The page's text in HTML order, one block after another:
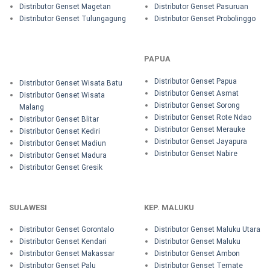
Distributor Genset Magetan
Distributor Genset Tulungagung
Distributor Genset Pasuruan
Distributor Genset Probolinggo
Distributor Genset Wisata Batu
Distributor Genset Wisata
Malang
Distributor Genset Blitar
Distributor Genset Kediri
Distributor Genset Madiun
Distributor Genset Madura
Distributor Genset Gresik
PAPUA
Distributor Genset Papua
Distributor Genset Asmat
Distributor Genset Sorong
Distributor Genset Rote Ndao
Distributor Genset Merauke
Distributor Genset Jayapura
Distributor Genset Nabire
SULAWESI
Distributor Genset Gorontalo
Distributor Genset Kendari
Distributor Genset Makassar
Distributor Genset Palu
KEP. MALUKU
Distributor Genset Maluku Utara
Distributor Genset Maluku
Distributor Genset Ambon
Distributor Genset Ternate